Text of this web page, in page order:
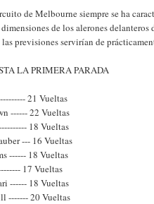
de Melbourne siempre se ha
de los alerones
previsiones servirían de
LA PRIMERA PARADA
21 Vueltas
------ 22 Vueltas
18 Vueltas
--- 16 Vueltas
------ 18 Vueltas
17 Vueltas
------ 18 Vueltas
------- 20 Vueltas